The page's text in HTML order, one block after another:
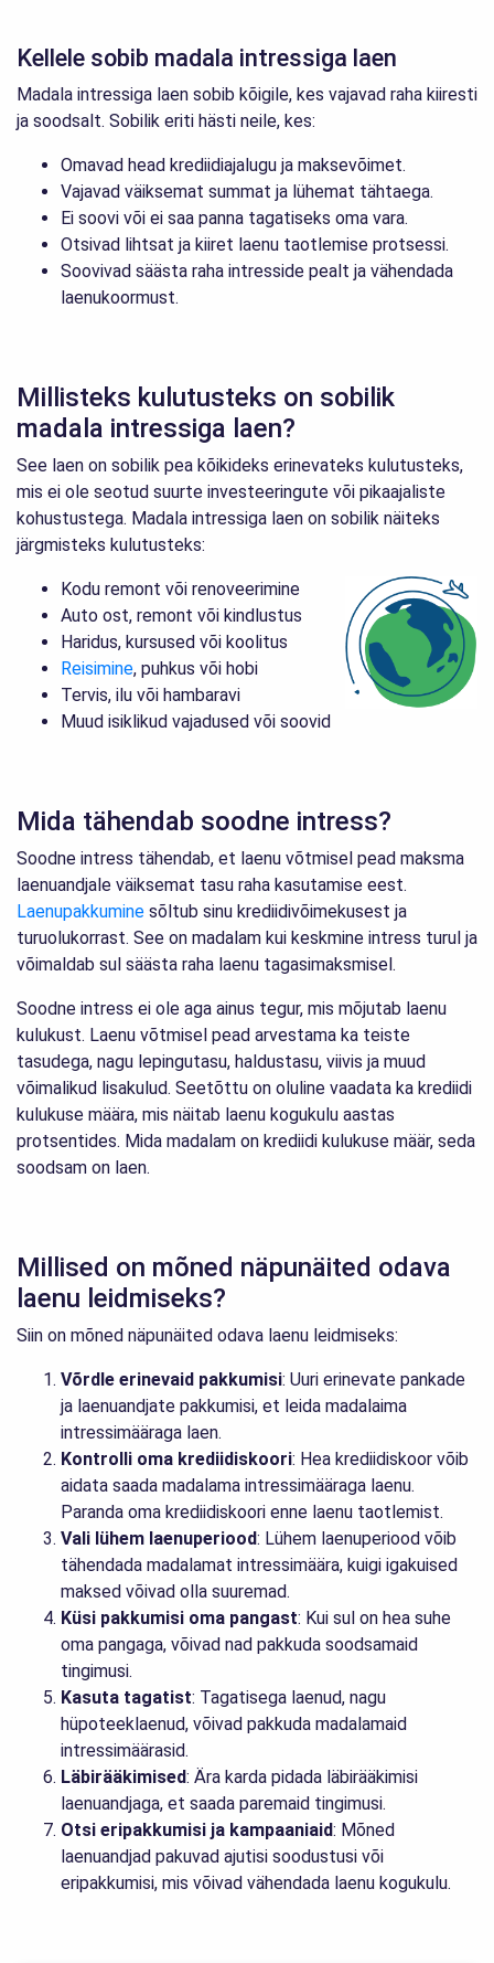
Kellele sobib madala intressiga laen
Madala intressiga laen sobib kõigile, kes vajavad raha kiiresti
ja soodsalt. Sobilik eriti hästi neile, kes:
Omavad head krediidiajalugu ja maksevõimet.
Vajavad väiksemat summat ja lühemat tähtaega.
Ei soovi või ei saa panna tagatiseks oma vara.
Otsivad lihtsat ja kiiret laenu taotlemise protsessi.
Soovivad säästa raha intresside pealt ja vähendada
laenukoormust.
Millisteks kulutusteks on sobilik
madala intressiga laen?
See laen on sobilik pea kõikideks erinevateks kulutusteks,
mis ei ole seotud suurte investeeringute või pikaajaliste
kohustustega. Madala intressiga laen on sobilik näiteks
järgmisteks kulutusteks:
Kodu remont või renoveerimine
Auto ost, remont või kindlustus
Haridus, kursused või koolitus
Reisimine, puhkus või hobi
Tervis, ilu või hambaravi
Muud isiklikud vajadused või soovid
Mida tähendab soodne intress?
Soodne intress tähendab, et laenu võtmisel pead maksma
laenuandjale väiksemat tasu raha kasutamise eest.
Laenupakkumine sõltub sinu krediidivõimekusest ja
turuolukorrast. See on madalam kui keskmine intress turul ja
võimaldab sul säästa raha laenu tagasimaksmisel.
Soodne intress ei ole aga ainus tegur, mis mõjutab laenu
kulukust. Laenu võtmisel pead arvestama ka teiste
tasudega, nagu lepingutasu, haldustasu, viivis ja muud
võimalikud lisakulud. Seetõttu on oluline vaadata ka krediidi
kulukuse määra, mis näitab laenu kogukulu aastas
protsentides. Mida madalam on krediidi kulukuse määr, seda
soodsam on laen.
Millised on mõned näpunäited odava
laenu leidmiseks?
Siin on mõned näpunäited odava laenu leidmiseks:
Võrdle erinevaid pakkumisi: Uuri erinevate pankade
ja laenuandjate pakkumisi, et leida madalaima
intressimääraga laen.
Kontrolli oma krediidiskoori: Hea krediidiskoor võib
aidata saada madalama intressimääraga laenu.
Paranda oma krediidiskoori enne laenu taotlemist.
Vali lühem laenuperiood: Lühem laenuperiood võib
tähendada madalamat intressimäära, kuigi igakuised
maksed võivad olla suuremad.
Küsi pakkumisi oma pangast: Kui sul on hea suhe
oma pangaga, võivad nad pakkuda soodsamaid
tingimusi.
Kasuta tagatist: Tagatisega laenud, nagu
hüpoteeklaenud, võivad pakkuda madalamaid
intressimäärasid.
Läbirääkimised: Ära karda pidada läbirääkimisi
laenuandjaga, et saada paremaid tingimusi.
Otsi eripakkumisi ja kampaaniaid: Mõned
laenuandjad pakuvad ajutisi soodustusi või
eripakkumisi, mis võivad vähendada laenu kogukulu.